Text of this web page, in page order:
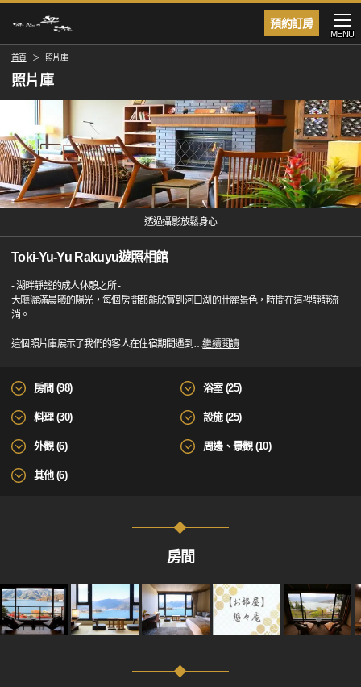
預約訂房
MENU
首頁 照片庫
照片庫
透過攝影放鬆身心
Toki-Yu-Yu Rakuyu遊照相館
- 湖畔靜謐的成人休憩之所 -
大廳灑滿晨曦的陽光，每個房間都能欣賞到河口湖的壯麗景色，時間在這裡靜靜流
淌。
這個照片庫展示了我們的客人在住宿期間遇到 …繼續閱讀
房間 (98) 浴室 (25)
料理 (30) 設施 (25)
外觀 (6) 周邊、景觀 (10)
其他 (6)
房間